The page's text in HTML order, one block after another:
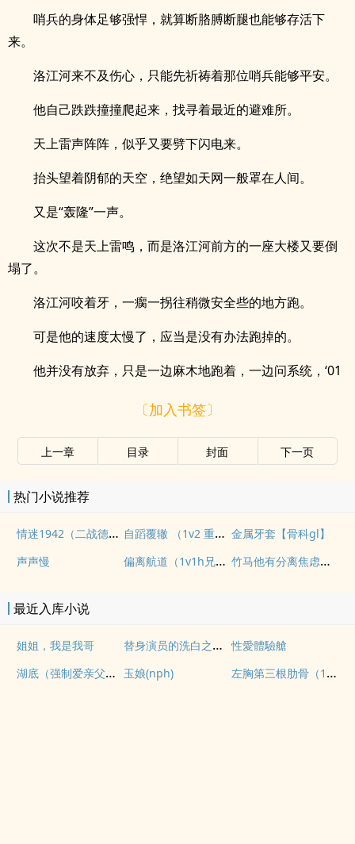
哨兵的身体足够强悍，就算断胳膊断腿也能够存活下
来。
洛江河来不及伤心，只能先祈祷着那位哨兵能够平安。
他自己跌跌撞撞爬起来，找寻着最近的避难所。
天上雷声阵阵，似乎又要劈下闪电来。
抬头望着阴郁的天空，绝望如天网一般罩在人间。
又是“轰隆”一声。
这次不是天上雷鸣，而是洛江河前方的一座大楼又要倒
塌了。
洛江河咬着牙，一瘸一拐往稍微安全些的地方跑。
可是他的速度太慢了，应当是没有办法跑掉的。
他并没有放弃，只是一边麻木地跑着，一边问系统，‘01
〔加入书签〕
上一章 目录 封面 下一页
热门小说推荐
情迷1942（二战德国） 自蹈覆辙 （1v2 重生） 金属牙套【骨科gl】
声声慢
偏离航道（1v1h兄妹骨科bg） 竹马他有分离焦虑（1v1）
最近入库小说
姐姐，我是我哥 替身演员的洗白之路(nph) 性愛體驗艙
湖底（强制爱亲父女） 玉娘(nph) 左胸第三根肋骨（1v1伪骨性虐强制）